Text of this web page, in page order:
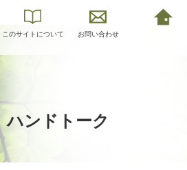
このサイトについて お問い合わせ
ハンドトーク